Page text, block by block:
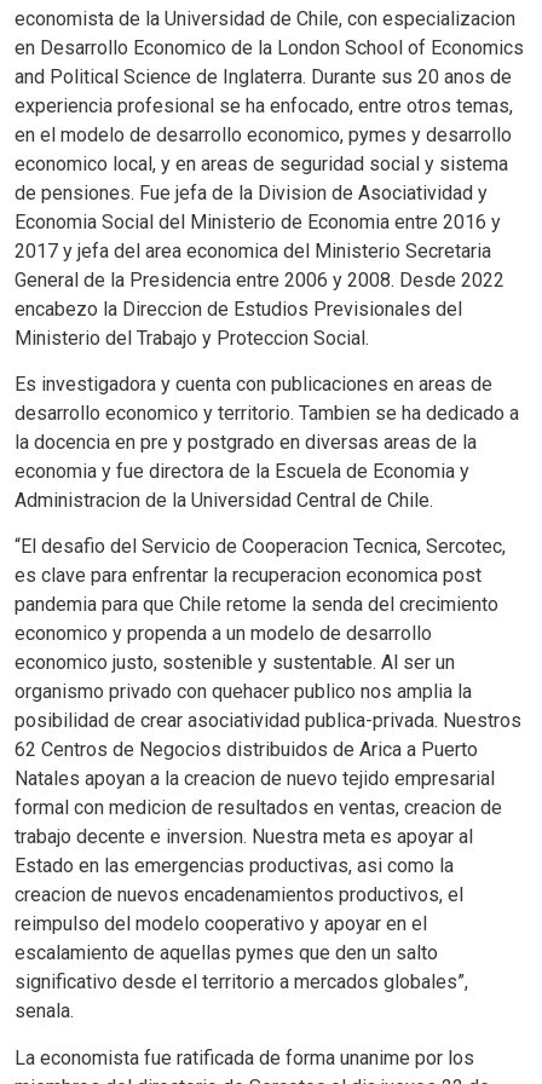
economista de la Universidad de Chile, con especializacion
en Desarrollo Economico de la London School of Economics
and Political Science de Inglaterra. Durante sus 20 anos de
experiencia profesional se ha enfocado, entre otros temas,
en el modelo de desarrollo economico, pymes y desarrollo
economico local, y en areas de seguridad social y sistema
de pensiones. Fue jefa de la Division de Asociatividad y
Economia Social del Ministerio de Economia entre 2016 y
2017 y jefa del area economica del Ministerio Secretaria
General de la Presidencia entre 2006 y 2008. Desde 2022
encabezo la Direccion de Estudios Previsionales del
Ministerio del Trabajo y Proteccion Social.
Es investigadora y cuenta con publicaciones en areas de
desarrollo economico y territorio. Tambien se ha dedicado a
la docencia en pre y postgrado en diversas areas de la
economia y fue directora de la Escuela de Economia y
Administracion de la Universidad Central de Chile.
“El desafio del Servicio de Cooperacion Tecnica, Sercotec,
es clave para enfrentar la recuperacion economica post
pandemia para que Chile retome la senda del crecimiento
economico y propenda a un modelo de desarrollo
economico justo, sostenible y sustentable. Al ser un
organismo privado con quehacer publico nos amplia la
posibilidad de crear asociatividad publica-privada. Nuestros
62 Centros de Negocios distribuidos de Arica a Puerto
Natales apoyan a la creacion de nuevo tejido empresarial
formal con medicion de resultados en ventas, creacion de
trabajo decente e inversion. Nuestra meta es apoyar al
Estado en las emergencias productivas, asi como la
creacion de nuevos encadenamientos productivos, el
reimpulso del modelo cooperativo y apoyar en el
escalamiento de aquellas pymes que den un salto
significativo desde el territorio a mercados globales”,
senala.
La economista fue ratificada de forma unanime por los